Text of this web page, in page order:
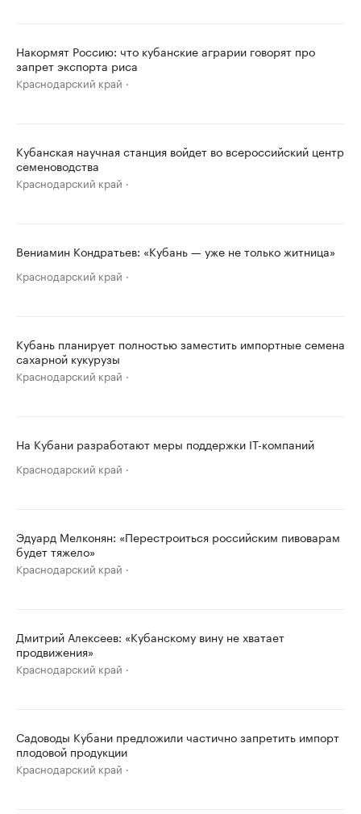
Накормят Россию: что кубанские аграрии говорят про
запрет экспорта риса
Краснодарский край
Кубанская научная станция войдет во всероссийский центр
семеноводства
Краснодарский край
Вениамин Кондратьев: «Кубань — уже не только житница»
Краснодарский край
Кубань планирует полностью заместить импортные семена
сахарной кукурузы
Краснодарский край
На Кубани разработают меры поддержки IT-компаний
Краснодарский край
Эдуард Мелконян: «Перестроиться российским пивоварам
будет тяжело»
Краснодарский край
Дмитрий Алексеев: «Кубанскому вину не хватает
продвижения»
Краснодарский край
Садоводы Кубани предложили частично запретить импорт
плодовой продукции
Краснодарский край